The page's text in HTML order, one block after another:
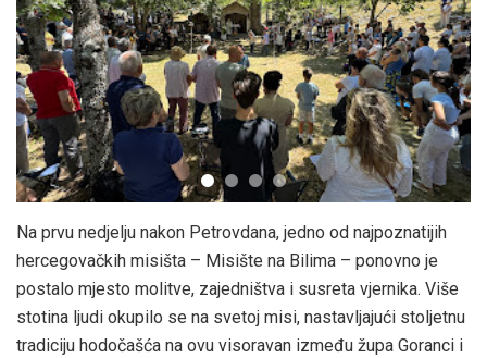
Na prvu nedjelju nakon Petrovdana, jedno od najpoznatijih
hercegovačkih misišta – Misište na Bilima – ponovno je
postalo mjesto molitve, zajedništva i susreta vjernika. Više
stotina ljudi okupilo se na svetoj misi, nastavljajući stoljetnu
tradiciju hodočašća na ovu visoravan između župa Goranci i